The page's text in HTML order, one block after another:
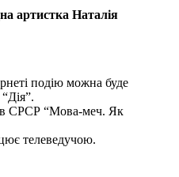
артистка Наталія
подію можна буде
в СРСР “Мова-меч. Як
телеведучою.